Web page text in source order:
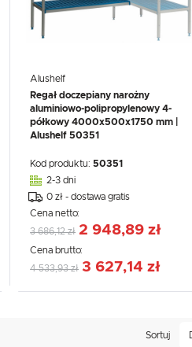
Alushelf
Regał doczepiany narożny
aluminiowo-polipropylenowy 4-
półkowy 4000x500x1750 mm |
Alushelf 50351
Kod produktu:50351
2-3 dni
0 zł - dostawa gratis
Cena netto:
3 686,12 zł 2 948,89 zł
Cena brutto:
4 533,93 zł 3 627,14 zł
Sortuj